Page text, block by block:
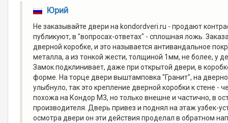
Юрий
Не заказывайте двери на kondordveri.ru - продают
публикуют, в "вопросах-ответах" - сплошная ложь.
дверной коробке, и это называется антивандальное
металла, а из тонкой жести, толщиной 1мм, не более, у
Замок подклинивает, даже при открытой двери, в
форме. На торце двери выштамповка "Гранит", на
улыбнуло, так это крепление дверной коробки к стене
похожа на Кондор М3, но только внешне и частично, в
производителя. Дверь привез и поднял на этаж узбек-
осмотра двери он эти действия проделал в обратном